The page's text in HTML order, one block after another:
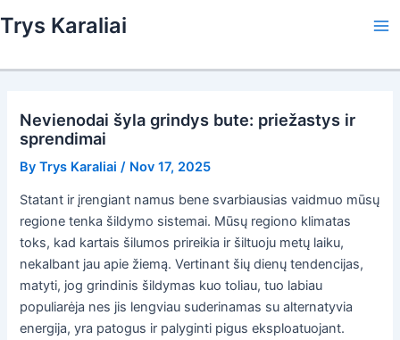
to
Trys Karaliai
Nevienodai šyla grindys bute: priežastys ir
sprendimai
ByTrys Karaliai / Nov 17, 2025
Statant ir įrengiant namus bene svarbiausias vaidmuo mūsų
regione tenka šildymo sistemai. Mūsų regiono klimatas
toks, kad kartais šilumos prireikia ir šiltuoju metų laiku,
nekalbant jau apie žiemą. Vertinant šių dienų tendencijas,
matyti, jog grindinis šildymas kuo toliau, tuo labiau
populiarėja nes jis lengviau suderinamas su alternatyvia
energija, yra patogus ir palyginti pigus eksploatuojant.